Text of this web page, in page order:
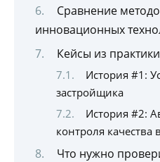
Сравнение
инновационных
Кейсы из практики
История #1:
застройщика
История #2:
контроля
Что нужно